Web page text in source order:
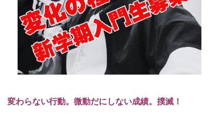
変わらない行動。 微動だにしない成績。撲滅！